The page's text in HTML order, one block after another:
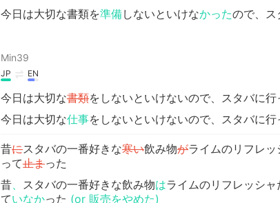
今日は大切な書類を準備しないといけなかったので、ス
Min39
JP EN
今日は大切な書類をしないといけないので、スタバに行
今日は大切な仕事をしないといけないので、スタバに行
昔にスタバの一番好きな寒い飲み物がライムのリフレ
って止まった
昔
スタバの一番好きな飲み物はライムのリフレッシャ
ていなかった (or 販売をやめた)